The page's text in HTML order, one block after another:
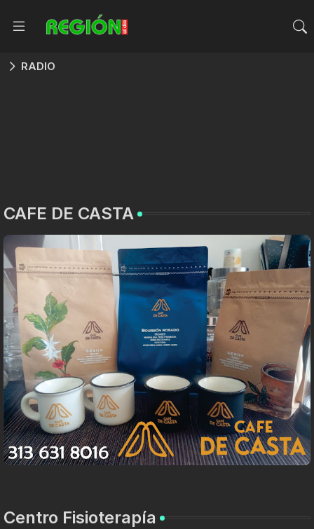
RADIO
CAFE DE CASTA
Centro Fisioterapía